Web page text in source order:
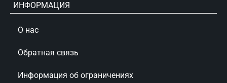
ИНФОРМАЦИЯ
О нас
Обратная связь
Информация об ограничениях